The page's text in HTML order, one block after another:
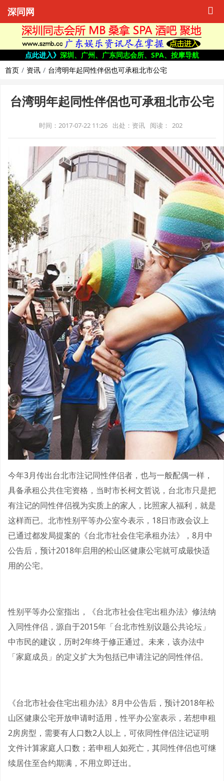
深同网
点此进入》 深圳、广州、广东同志会所、SPA、按摩导航
首页
资讯 台湾明年起同性伴侶也可承租北市公宅
台湾明年起同性伴侶也可承租北市公宅
时间：2017-07-22 11:26 出处：资讯 阅读： 202
今年3月传出台北市注记同性伴侣者，也与一般配偶一样，
具备承租公共住宅资格，当时市长柯文哲说，台北市只是把
有注记的同性伴侣视为实质上的家人，比照家人福利，就是
这样而已。北市性别平等办公室今表示，18日市政会议上
已通过都发局提案的《台北市社会住宅承租办法》，8月中
公告后，预计2018年启用的松山区健康公宅就可成最快适
用的公宅。
性别平等办公室指出，《台北市社会住宅出租办法》修法纳
入同性伴侣，源自于2015年「台北市性别议题公共论坛」
中市民的建议，历时2年终于修正通过。未来，该办法中
「家庭成员」的定义扩大为包括已申请注记的同性伴侣。
《台北市社会住宅出租办法》8月中公告后，预计2018年松
山区健康公宅开放申请时适用，性平办公室表示，若想申租
2房房型，需要有人口数2人以上，可依同性伴侣注记证明
文件计算家庭人口数；若申租人如死亡，其同性伴侣也可继
续居住至合约期满，不用立即迁出。